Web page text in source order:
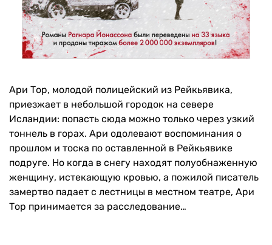
Ари Тор, молодой полицейский из Рейкьявика,
приезжает в небольшой городок на севере
Исландии: попасть сюда можно только через узкий
тоннель в горах. Ари одолевают воспоминания о
прошлом и тоска по оставленной в Рейкьявике
подруге. Но когда в снегу находят полуобнаженную
женщину, истекающую кровью, а пожилой писатель
замертво падает с лестницы в местном театре, Ари
Тор принимается за расследование…